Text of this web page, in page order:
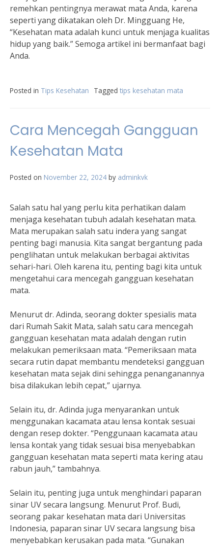
remehkan pentingnya merawat mata Anda, karena
seperti yang dikatakan oleh Dr. Mingguang He,
“Kesehatan mata adalah kunci untuk menjaga kualitas
hidup yang baik.” Semoga artikel ini bermanfaat bagi
Anda.
Posted in Tips Kesehatan Tagged tips kesehatan mata
Cara Mencegah Gangguan
Kesehatan Mata
Posted on November 22, 2024 by adminkvk
Salah satu hal yang perlu kita perhatikan dalam
menjaga kesehatan tubuh adalah kesehatan mata.
Mata merupakan salah satu indera yang sangat
penting bagi manusia. Kita sangat bergantung pada
penglihatan untuk melakukan berbagai aktivitas
sehari-hari. Oleh karena itu, penting bagi kita untuk
mengetahui cara mencegah gangguan kesehatan
mata.
Menurut dr. Adinda, seorang dokter spesialis mata
dari Rumah Sakit Mata, salah satu cara mencegah
gangguan kesehatan mata adalah dengan rutin
melakukan pemeriksaan mata. “Pemeriksaan mata
secara rutin dapat membantu mendeteksi gangguan
kesehatan mata sejak dini sehingga penanganannya
bisa dilakukan lebih cepat,” ujarnya.
Selain itu, dr. Adinda juga menyarankan untuk
menggunakan kacamata atau lensa kontak sesuai
dengan resep dokter. “Penggunaan kacamata atau
lensa kontak yang tidak sesuai bisa menyebabkan
gangguan kesehatan mata seperti mata kering atau
rabun jauh,” tambahnya.
Selain itu, penting juga untuk menghindari paparan
sinar UV secara langsung. Menurut Prof. Budi,
seorang pakar kesehatan mata dari Universitas
Indonesia, paparan sinar UV secara langsung bisa
menyebabkan kerusakan pada mata. “Gunakan